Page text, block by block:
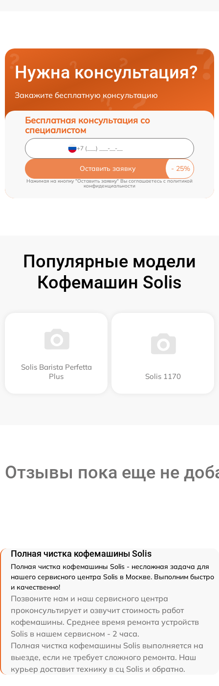
Нужна консультация?
Закажите бесплатную консультацию
Бесплатная консультация со
специалистом
Оставить заявку
Нажимая на кнопку "Оставить заявку" Вы соглашаетесь cполитикой
конфиденциальности
Популярные модели
Кофемашин Solis
Solis Barista Perfetta
Plus
Solis 1170
Отзывы пока еще не
Полная чистка кофемашины Solis
Полная чистка кофемашины Solis - несложная задача для
нашего сервисного центра Solis в Москве. Выполним быстро
и качественно!
Позвоните нам и наш сервисного центра
проконсультирует и озвучит стоимость работ
кофемашины. Среднее время ремонта устройств
Solis в нашем сервисном - 2 часа.
Полная чистка кофемашины Solis выполняется на
выезде, если не требует сложного ремонта. Наш
курьер доставит технику в сц Solis и обратно.